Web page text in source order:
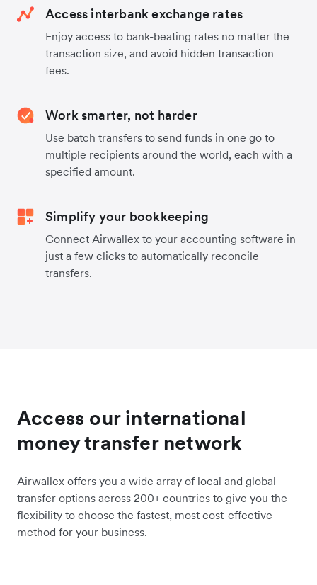
Access interbank exchange rates
Enjoy access to bank-beating rates no matter the
transaction size, and avoid hidden transaction
fees.
Work smarter, not harder
Use batch transfers to send funds in one go to
multiple recipients around the world, each with a
specified amount.
Simplify your bookkeeping
Connect Airwallex to your accounting software in
just a few clicks to automatically reconcile
transfers.
Access our international
money transfer network
Airwallex offers you a wide array of local and global
transfer options across 200+ countries to give you the
flexibility to choose the fastest, most cost-effective
method for your business.